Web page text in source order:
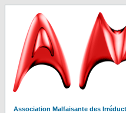
Association Malfaisante des